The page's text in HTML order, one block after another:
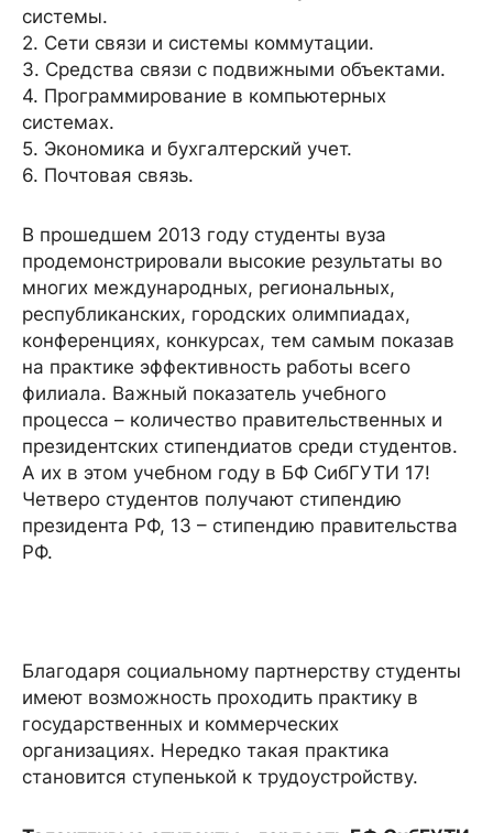
системы.
2. Сети связи и системы коммутации.
3. Средства связи с подвижными объектами.
4. Программирование в компьютерных
системах.
5. Экономика и бухгалтерский учет.
6. Почтовая связь.
В прошедшем 2013 году студенты вуза
продемонстрировали высокие результаты во
многих международных, региональных,
республиканских, городских олимпиадах,
конференциях, конкурсах, тем самым показав
на практике эффективность работы всего
филиала. Важный показатель учебного
процесса – количество правительственных и
президентских стипендиатов среди студентов.
А их в этом учебном году в БФ СибГУТИ 17!
Четверо студентов получают стипендию
президента РФ, 13 – стипендию правительства
РФ.
Благодаря социальному партнерству студенты
имеют возможность проходить практику в
государственных и коммерческих
организациях. Нередко такая практика
становится ступенькой к трудоустройству.